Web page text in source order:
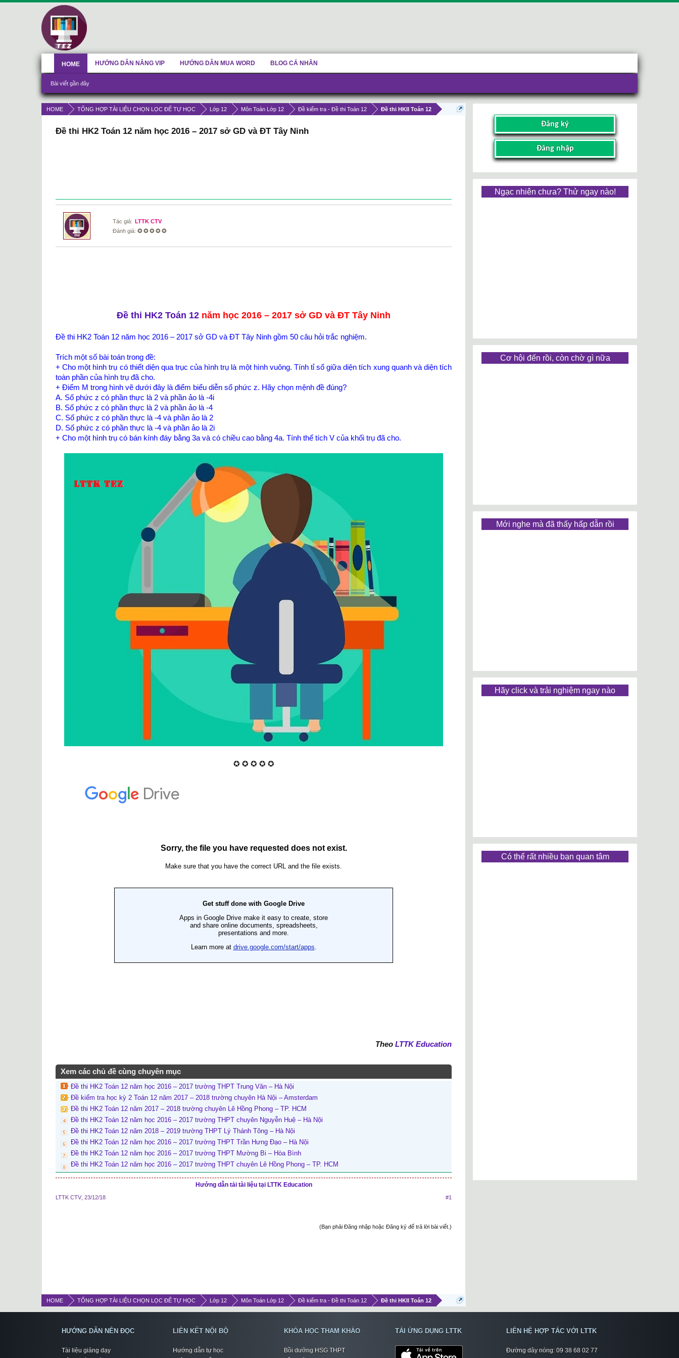
HOME TỔNG HỢP TÀI LIỆU CHỌN LỌC ĐỂ TỰ HỌC Lớp 12 Môn Toán Lớp 12 Đề kiểm tra - Đề thi Toán 12 Đề thi HKII Toán 12
Đề thi HK2 Toán 12 năm học 2016 – 2017 sở GD và ĐT Tây Ninh
Tác giả: LTTK CTV
Đánh giá: ✪ ✪ ✪ ✪ ✪
Đề thi HK2 Toán 12 năm học 2016 – 2017 sở GD và ĐT Tây Ninh
Đề thi HK2 Toán 12 năm học 2016 – 2017 sở GD và ĐT Tây Ninh gồm 50 câu hỏi trắc nghiệm.
Trích một số bài toán trong đề:
+ Cho một hình trụ có thiết diện qua trục của hình trụ là một hình vuông. Tính tỉ số giữa diện tích xung quanh và diện tích
toàn phần của hình trụ đã cho.
+ Điểm M trong hình vẽ dưới đây là điểm biểu diễn số phức z. Hãy chọn mệnh đề đúng?
A. Số phức z có phần thực là 2 và phần ảo là -4i
B. Số phức z có phần thực là 2 và phần ảo là -4
C. Số phức z có phần thực là -4 và phần ảo là 2
D. Số phức z có phần thực là -4 và phần ảo là 2i
+ Cho một hình trụ có bán kính đáy bằng 3a và có chiều cao bằng 4a. Tính thể tích V của khối trụ đã cho.
✪ ✪ ✪ ✪ ✪
Theo LTTK Education
Xem các chủ đề cùng chuyên mục
Đề thi HK2 Toán 12 năm học 2016 – 2017 trường THPT Trung Văn – Hà Nội
Đề kiểm tra học kỳ 2 Toán 12 năm 2017 – 2018 trường chuyên Hà Nội – Amsterdam
Đề thi HK2 Toán 12 năm 2017 – 2018 trường chuyên Lê Hồng Phong – TP. HCM
Đề thi HK2 Toán 12 năm học 2016 – 2017 trường THPT chuyên Nguyễn Huệ – Hà Nội
Đề thi HK2 Toán 12 năm 2018 – 2019 trường THPT Lý Thánh Tông – Hà Nội
Đề thi HK2 Toán 12 năm học 2016 – 2017 trường THPT Trần Hưng Đạo – Hà Nội
Đề thi HK2 Toán 12 năm học 2016 – 2017 trường THPT Mường Bi – Hòa Bình
Đề thi HK2 Toán 12 năm học 2016 – 2017 trường THPT chuyên Lê Hồng Phong – TP. HCM
Hướng dẫn tải tài liệu tại LTTK Education
LTTK CTV 23/12/18 #1
(Bạn phải Đăng nhập hoặc Đăng ký để trả lời bài viết.)
HOME TỔNG HỢP TÀI LIỆU CHỌN LỌC ĐỂ TỰ HỌC Lớp 12 Môn Toán Lớp 12 Đề kiểm tra - Đề thi Toán 12 Đề thi HKII Toán 12
Đăng ký
Đăng nhập
Ngạc nhiên chưa? Thử ngay nào!
Cơ hội đến rồi, còn chờ gì nữa
Mới nghe mà đã thấy hấp dẫn rồi
Hãy click và trải nghiệm ngay nào
Có thể rất nhiều bạn quan tâm
HOME
Bài viết gần đây
HƯỚNG DẪN NÂNG VIP HƯỚNG DẪN MUA WORD BLOG CÁ NHÂN
HƯỚNG DẪN NÊN ĐỌC
Tài liệu giảng dạy
LIÊN KẾT NỘI BỘ
Hướng dẫn tự học
KHÓA HỌC THAM KHẢO
Bồi dưỡng HSG THPT
TẢI ỨNG DỤNG LTTK LIÊN HỆ HỢP TÁC VỚI LTTK
Đường dây nóng: 09 38 68 02 77